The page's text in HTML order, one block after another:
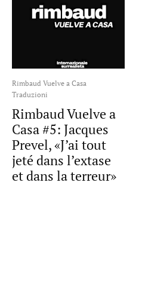
Rimbaud Vuelve a Casa
Traduzioni
Rimbaud Vuelve a
Casa #5: Jacques
Prevel, «J’ai tout
jeté dans l’extase
et dans la terreur»